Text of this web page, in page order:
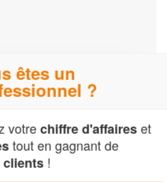
êtes un
?
votrechiffre d'affaireset
tout en gagnant de
!